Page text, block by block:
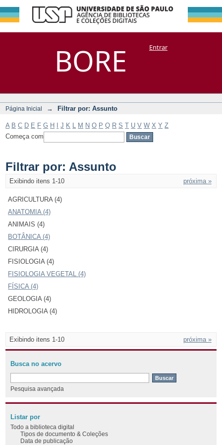
BORE
Filtrar por:
Assunto
DSpace/Manakin + CoriscoEntrar
Página Inicial → Filtrar por: Assunto
A B C D E F G H J K M N O P Q R S T U V W X Y Z
Começa com
Filtrar por: Assunto
Exibindo itens 1-10 próxima »
AGRICULTURA (4)
ANATOMIA (4)
ANIMAIS (4)
BOTÂNICA (4)
CIRURGIA (4)
FISIOLOGIA (4)
FISIOLOGIA VEGETAL (4)
FÍSICA (4)
GEOLOGIA (4)
HIDROLOGIA (4)
Exibindo itens 1-10 próxima »
Busca no acervo
Pesquisa avançada
Listar por
Todo a biblioteca digital
Tipos de documento & Coleções
Data de publicação